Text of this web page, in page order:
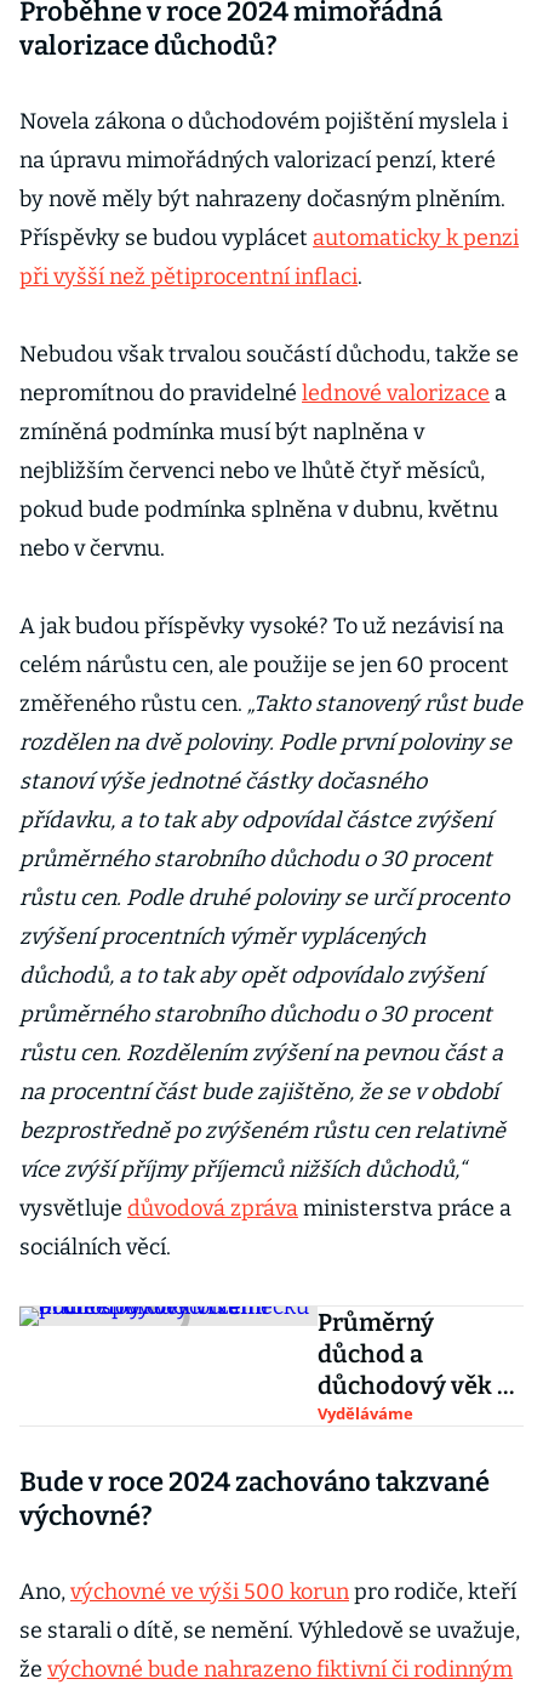
Proběhne v roce 2024 mimořádná
valorizace důchodů?
Novela zákona o důchodovém pojištění myslela i
na úpravu mimořádných valorizací penzí, které
by nově měly být nahrazeny dočasným plněním.
Příspěvky se budou vyplácet automaticky k penzi
při vyšší než pětiprocentní inflaci.
Nebudou však trvalou součástí důchodu, takže se
nepromítnou do pravidelné lednové valorizace a
zmíněná podmínka musí být naplněna v
nejbližším červenci nebo ve lhůtě čtyř měsíců,
pokud bude podmínka splněna v dubnu, květnu
nebo v červnu.
A jak budou příspěvky vysoké? To už nezávisí na
celém nárůstu cen, ale použije se jen 60 procent
změřeného růstu cen. „Takto stanovený růst bude
rozdělen na dvě poloviny. Podle první poloviny se
stanoví výše jednotné částky dočasného
přídavku, a to tak aby odpovídal částce zvýšení
průměrného starobního důchodu o 30 procent
růstu cen. Podle druhé poloviny se určí procento
zvýšení procentních výměr vyplácených
důchodů, a to tak aby opět odpovídalo zvýšení
průměrného starobního důchodu o 30 procent
růstu cen. Rozdělením zvýšení na pevnou část a
na procentní část bude zajištěno, že se v období
bezprostředně po zvýšeném růstu cen relativně
více zvýší příjmy příjemců nižších důchodů,“
vysvětluje důvodová zprávaministerstva práce a
sociálních věcí.
Průměrný
důchod a
důchodový věk v
Německu podle
Vyděláváme
Bude v roce 2024 zachováno takzvané
výchovné?
Ano,výchovné ve výši 500 korunpro rodiče, kteří
se starali o dítě, se nemění. Výhledově se uvažuje,
že výchovné bude nahrazeno fiktivní či rodinným